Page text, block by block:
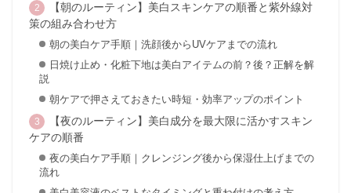
【朝のルーティン】美白スキンケアの順番と紫外線対
策の組み合わせ方
朝の美白ケア手順｜洗顔後からUVケアまでの流れ
日焼け止め・化粧下地は美白アイテムの前？後？正解を解
説
朝ケアで押さえておきたい時短・効率アップのポイント
【夜のルーティン】美白成分を最大限に活かすスキン
ケアの順番
夜の美白ケア手順｜クレンジング後から保湿仕上げまでの
流れ